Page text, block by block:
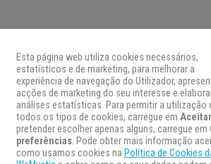
Esta página web utiliza cookies necessários,
estatísticos e de marketing, para melhorar a
experiência de navegação do Utilizador,
acções de marketing do seu interesse e
análises estatísticas. Para permitir a utilização
todos os tipos de cookies, carregue em Aceitar
pretender escolher apenas alguns, carregue em
preferências. Pode obter mais informação
como usamos cookies na Política de Cookies